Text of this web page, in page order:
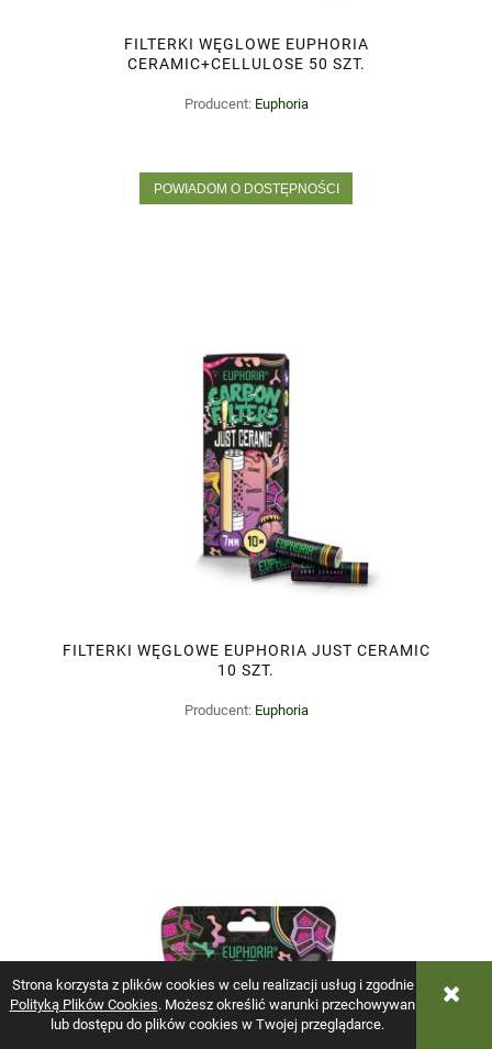
Strona korzysta z plików cookies w celu realizacji usług i zgodnie z
Polityką Plików Cookies. Możesz określić warunki przechowywania
lub dostępu do plików cookies w Twojej przeglądarce.
FILTERKI WĘGLOWE EUPHORIA
CERAMIC+CELLULOSE 50 SZT.
Producent: Euphoria
POWIADOM O DOSTĘPNOŚCI
FILTERKI WĘGLOWE EUPHORIA JUST CERAMIC
10 SZT.
Producent: Euphoria